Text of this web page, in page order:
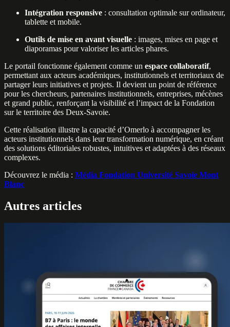
Intégration responsive : consultation optimale sur ordinateur,
tablette et mobile.
Outils de mise en avant visuelle : images, mises en page et
diaporamas pour valoriser les articles phares.
Le portail fonctionne également comme un espace collaboratif,
permettant aux acteurs académiques, institutionnels et territoriaux de
partager leurs initiatives et projets. Il devient un point de référence
pour les chercheurs, partenaires institutionnels, entreprises, mécènes
et grand public, renforçant la visibilité et l’impact de la Fondation
sur le territoire des Deux‑Savoie.
Cette réalisation illustre la capacité d’Omerlo à accompagner les
acteurs institutionnels dans leur transformation numérique, en créant
des solutions éditoriales robustes, intuitives et adaptées à des réseaux
complexes.
Découvrez le média : Média Fondation Université Savoie Mont
Blanc
Autres articles